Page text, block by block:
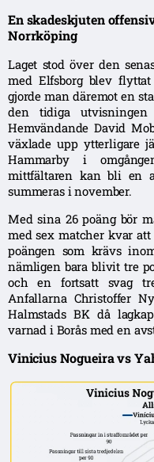
En skadeskjuten
Norrköping
Laget stod över den
med Elfsborg blev
gjorde man däremot en
den tidiga
Hemvändande David
växlade upp ytterligare
Hammarby i
mittfältaren kan bli en
summeras i november.
Med sina 26 poäng bör
med sex matcher kvar
poängen som krävs
nämligen bara blivit tre
och en fortsatt svag
Anfallarna Christoffer
Halmstads BK då
varnad i Borås med en
Vinicius Nogueira vs